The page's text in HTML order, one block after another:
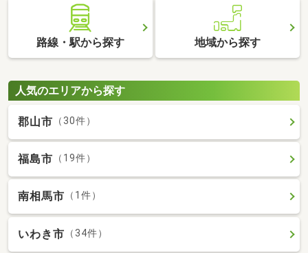
路線・駅から探す 地域から探す
人気のエリアから探す
郡山市 （30件）
福島市 （19件）
南相馬市 （1件）
いわき市 （34件）